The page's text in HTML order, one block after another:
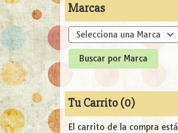
Marcas
Tu Carrito (0)
El carrito de la compra está